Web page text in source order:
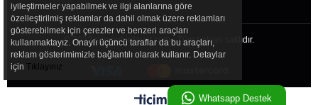
Whatsapp Destek
© 2022 sersanhirdavat.com - Tüm hakları saklıdır.
iyileştirmeler yapabilmek ve ilgi alanlarına göre
özelleştirilmiş reklamlar da dahil olmak üzere reklamları
gösterebilmek için çerezler ve benzeri araçları
kullanmaktayız. Onaylı üçüncü taraflar da bu araçları,
reklam gösterimimizle bağlantılı olarak kullanır. Detaylar
için Tıklayınız